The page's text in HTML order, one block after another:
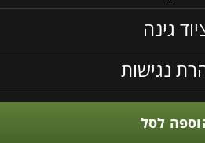
לסל
גינה
נגישות